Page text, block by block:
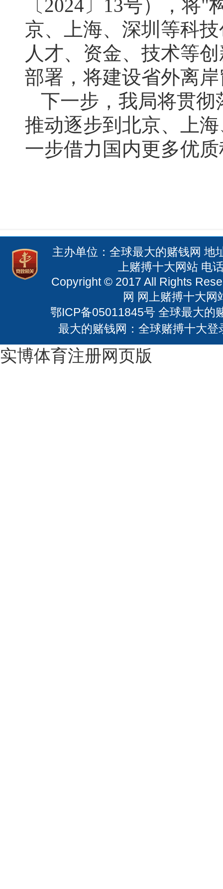
〔2024〕13号），将
京、上海、深圳等科
人才、资金、技术等
部署，将建设省外离
下一步，我局将贯
推动逐步到北京、上
一步借力国内更多优
主办单位：全球最大的赌钱网 地
上赌搏十大网站 电
Copyright © 2017 All Rights
网 网上赌搏十大网
鄂ICP备05011845号 全球最大的
最大的赌钱网：全球赌搏十大
实博体育注册网页版